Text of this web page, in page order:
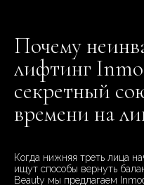
Почему
лифтинг
секретный
времени на
Когда нижняя треть лица
ищут способы вернуть
Beauty мы предлагаем